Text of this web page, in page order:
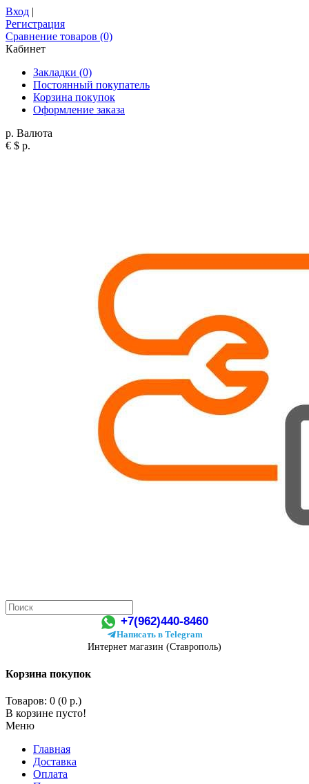
Вход |
Регистрация
Сравнение товаров (0)
Кабинет
Закладки (0)
Постоянный покупатель
Корзина покупок
Оформление заказа
р. Валюта
€ $ р.
+7(962)440-8460
Написать в Telegram
Интернет магазин (Ставрополь)
Корзина покупок
Товаров: 0 (0 р.)
В корзине пусто!
Меню
Главная
Доставка
Оплата